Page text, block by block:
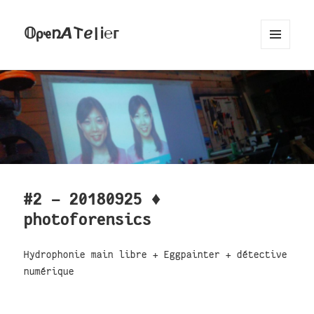
𝕆ρҽռ𝞐𐌕ℯ|Ꭵ℮ᴦ
#2 - 20180925 ♦
photoforensics
Hydrophonie main libre + Eggpainter + détective
numérique